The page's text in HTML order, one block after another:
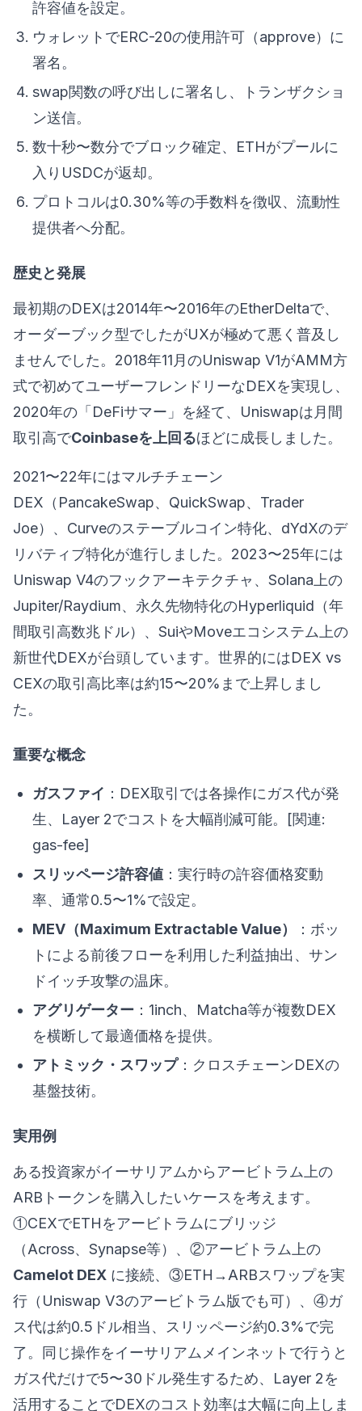
許容値を設定。
ウォレットでERC-20の使用許可（approve）に
署名。
swap関数の呼び出しに署名し、トランザクショ
ン送信。
数十秒〜数分でブロック確定、ETHがプールに
入りUSDCが返却。
プロトコルは0.30%等の手数料を徴収、流動性
提供者へ分配。
歴史と発展
最初期のDEXは2014年〜2016年のEtherDeltaで、
オーダーブック型でしたがUXが極めて悪く普及し
ませんでした。2018年11月のUniswap V1がAMM方
式で初めてユーザーフレンドリーなDEXを実現し、
2020年の「DeFiサマー」を経て、Uniswapは月間
取引高でCoinbaseを上回るほどに成長しました。
2021〜22年にはマルチチェーン
DEX（PancakeSwap、QuickSwap、Trader
Joe）、Curveのステーブルコイン特化、dYdXのデ
リバティブ特化が進行しました。2023〜25年には
Uniswap V4のフックアーキテクチャ、Solana上の
Jupiter/Raydium、永久先物特化のHyperliquid（年
間取引高数兆ドル）、SuiやMoveエコシステム上の
新世代DEXが台頭しています。世界的にはDEX vs
CEXの取引高比率は約15〜20%まで上昇しまし
た。
重要な概念
ガスファイ ：DEX取引では各操作にガス代が発
生、Layer 2でコストを大幅削減可能。[関連:
gas-fee]
スリッページ許容値 ：実行時の許容価格変動
率、通常0.5〜1%で設定。
MEV（Maximum Extractable Value）
：ボッ
トによる前後フローを利用した利益抽出、サン
ドイッチ攻撃の温床。
アグリゲーター ：1inch、Matcha等が複数DEX
を横断して最適価格を提供。
アトミック・スワップ：クロスチェーンDEXの
基盤技術。
実用例
ある投資家がイーサリアムからアービトラム上の
ARBトークンを購入したいケースを考えます。
①CEXでETHをアービトラムにブリッジ
（Across、Synapse等）、②アービトラム上の
Camelot DEX に接続、③ETH→ARBスワップを実
行（Uniswap V3のアービトラム版でも可）、④ガ
ス代は約0.5ドル相当、スリッページ約0.3%で完
了。同じ操作をイーサリアムメインネットで行うと
ガス代だけで5〜30ドル発生するため、Layer 2を
活用することでDEXのコスト効率は大幅に向上しま